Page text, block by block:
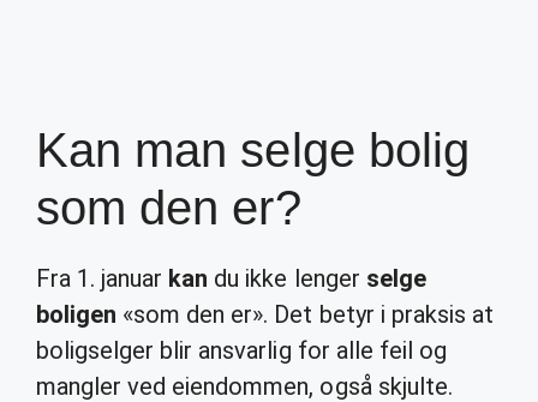
Kan man selge bolig
som den er?
Fra 1. januar kan du ikke lenger selge
boligen «som den er». Det betyr i praksis at
boligselger blir ansvarlig for alle feil og
mangler ved eiendommen, også skjulte.